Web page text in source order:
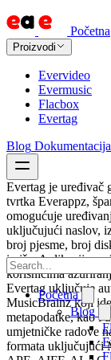
Početna
Proizvodi
Evervideo
Evermusic
Flacbox
Evertag
Blog Dokumentacija
Početna
Blog
Evertag je uređivač
tvrtka Everappz,
omogućuje
uključujući naslov,
broj pjesme, broj
i više. Aplikacija
korisnicima
Evertag uključuje
MusicBrainz koji
metapodatke, kao i
umjetničke radove
formata